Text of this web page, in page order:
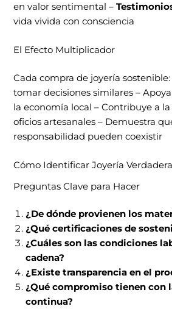
en valor sentimental –
vida vivida con consciencia
El Efecto Multiplicador
Cada compra de joyería
tomar decisiones similares –
la economía local – Contribuye a
oficios artesanales – Demuestra
responsabilidad pueden coexistir
Cómo Identificar Joyería
Preguntas Clave para Hacer
¿De dónde provienen los
¿Qué certificaciones de
¿Cuáles son las condiciones
cadena?
¿Existe transparencia en el
¿Qué compromiso tienen con
continua?